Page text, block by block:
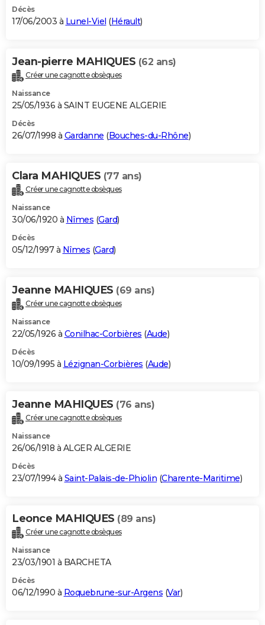
Décès
17/06/2003 à Lunel-Viel (Hérault)
Jean-pierre MAHIQUES (62 ans)
Créer une cagnotte obsèques
Naissance
25/05/1936 à SAINT EUGENE ALGERIE
Décès
26/07/1998 à Gardanne (Bouches-du-Rhône)
Clara MAHIQUES (77 ans)
Créer une cagnotte obsèques
Naissance
30/06/1920 à Nîmes (Gard)
Décès
05/12/1997 à Nîmes (Gard)
Jeanne MAHIQUES (69 ans)
Créer une cagnotte obsèques
Naissance
22/05/1926 à Conilhac-Corbières (Aude)
Décès
10/09/1995 à Lézignan-Corbières (Aude)
Jeanne MAHIQUES (76 ans)
Créer une cagnotte obsèques
Naissance
26/06/1918 à ALGER ALGERIE
Décès
23/07/1994 à Saint-Palais-de-Phiolin (Charente-Maritime)
Leonce MAHIQUES (89 ans)
Créer une cagnotte obsèques
Naissance
23/03/1901 à BARCHETA
Décès
06/12/1990 à Roquebrune-sur-Argens (Var)